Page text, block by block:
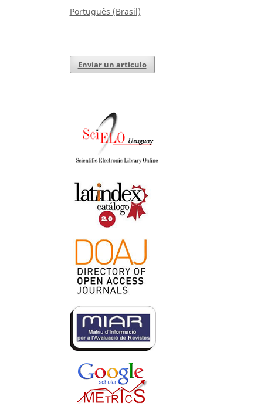
Português (Brasil)
Enviar un artículo